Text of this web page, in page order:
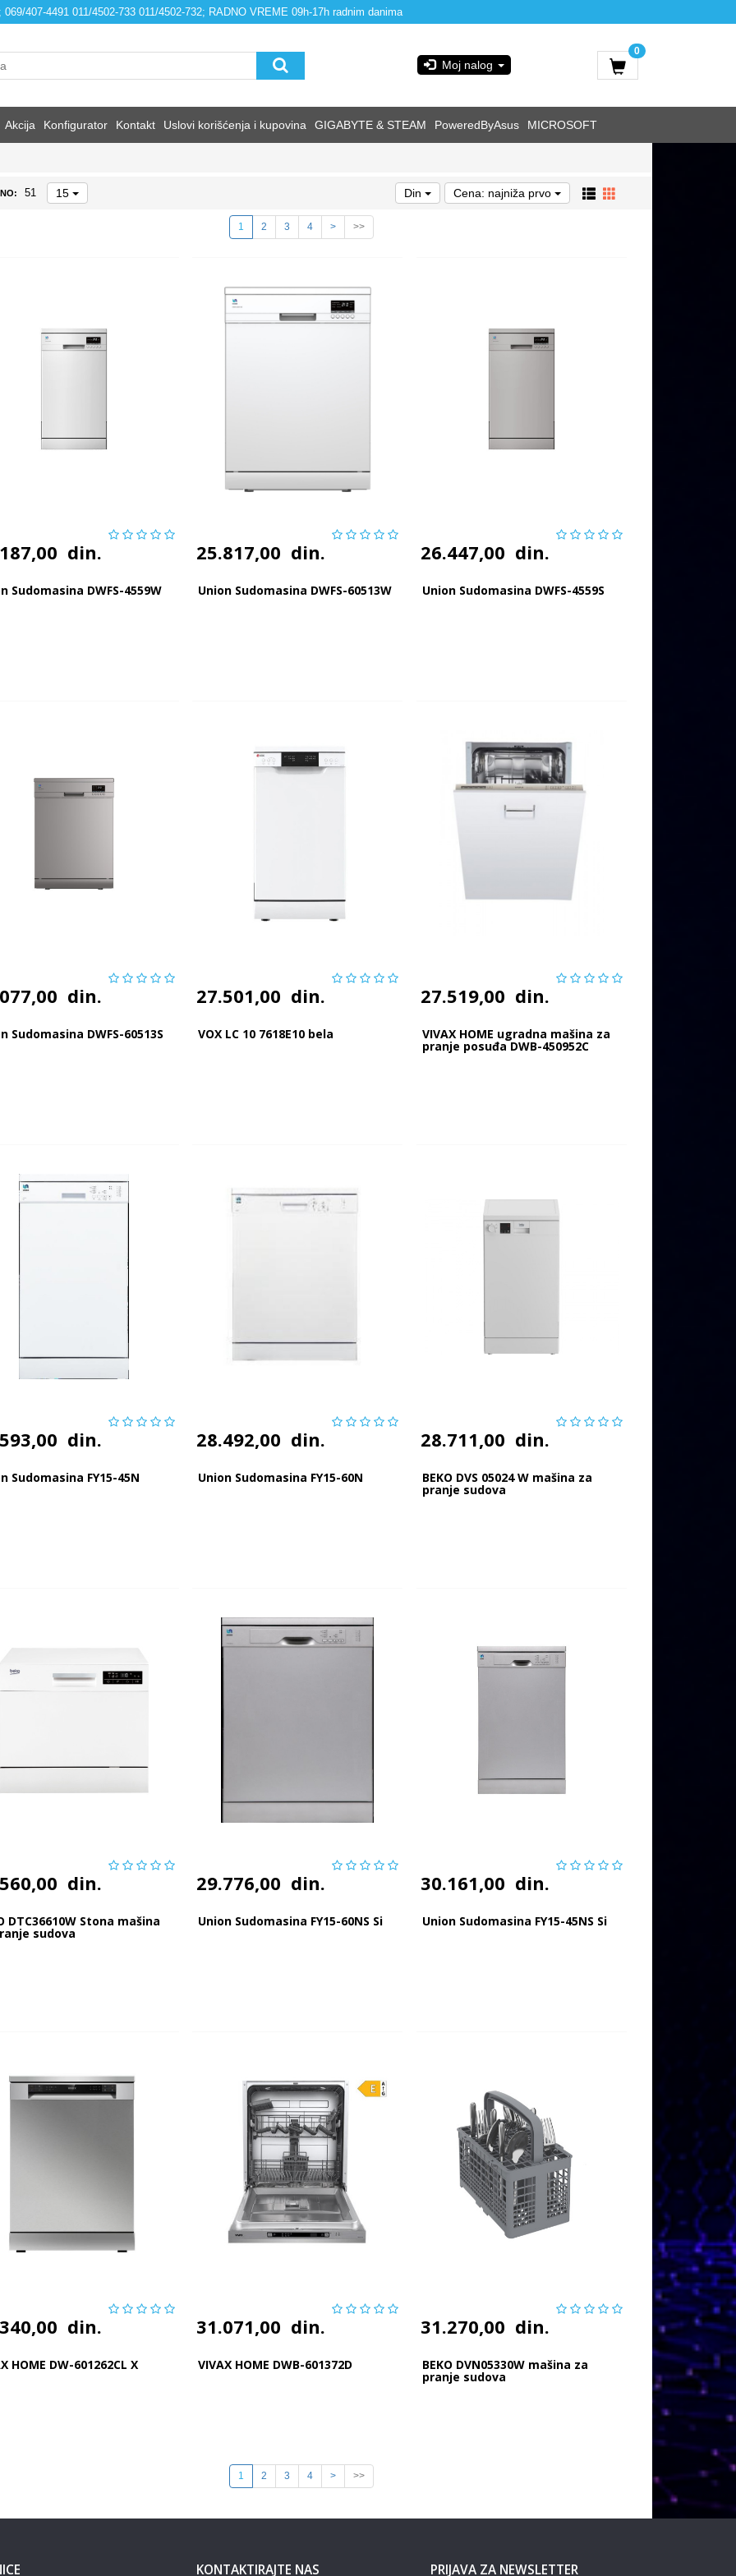
407-4491 011/4502-733 011/4502-732; RADNO VREME 09h-17h radnim danima
Moj nalog
0
Akcija Konfigurator Kontakt Uslovi korišćenja i kupovina GIGABYTE & STEAM PoweredByAsus MICROSOFT
51 15 Din Cena: najniža prvo
1 2 3 4 > >>
din.
Sudomasina DWFS-4559W
25.817,00 din.
Union Sudomasina DWFS-60513W
26.447,00 din.
Union Sudomasina DWFS-4559S
din.
Sudomasina DWFS-60513S
27.501,00 din.
VOX LC 10 7618E10 bela
27.519,00 din.
VIVAX HOME ugradna mašina za
pranje posuđa DWB-450952C
din.
Sudomasina FY15-45N
28.492,00 din.
Union Sudomasina FY15-60N
28.711,00 din.
BEKO DVS 05024 W mašina za
pranje sudova
din.
DTC36610W Stona mašina
sudova
29.776,00 din.
Union Sudomasina FY15-60NS Si
30.161,00 din.
Union Sudomasina FY15-45NS Si
din.
HOME DW-601262CL X
31.071,00 din.
VIVAX HOME DWB-601372D
31.270,00 din.
BEKO DVN05330W mašina za
pranje sudova
1 2 3 4 > >>
KONTAKTIRAJTE NAS PRIJAVA ZA NEWSLETTER